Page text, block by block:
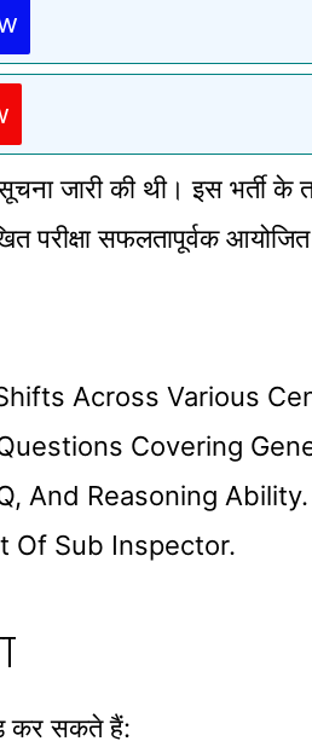
जारी की थी। इस भर्ती के
परीक्षा सफलतापूर्वक
Across Various
Covering
And Reasoning Ability.
Of Sub Inspector.
कर सकते हैं: